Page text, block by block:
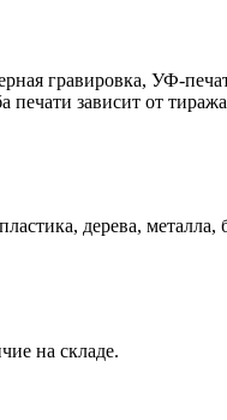
гравировка, УФ-
зависит от
дерева,
на складе.